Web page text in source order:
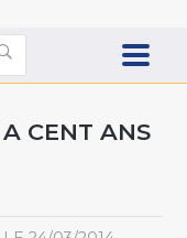
CENT ANS